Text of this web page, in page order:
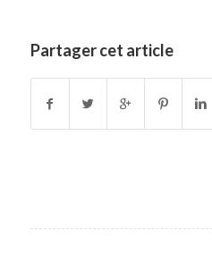
Partager cet article